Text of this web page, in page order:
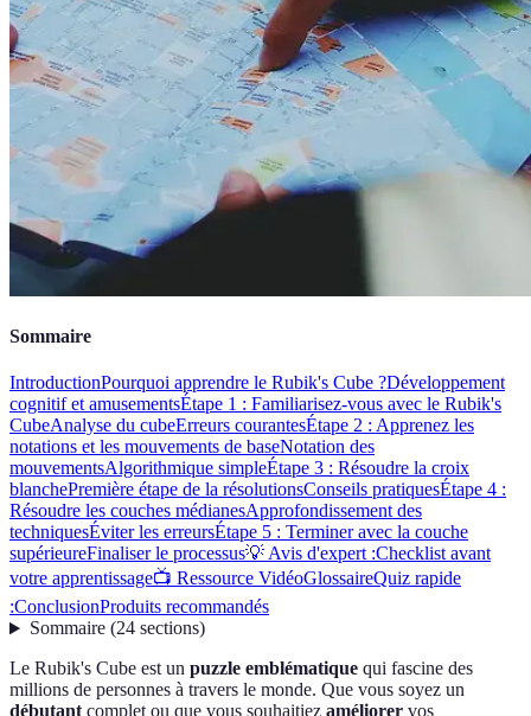
Sommaire
IntroductionPourquoi apprendre le Rubik's Cube ?Développement
cognitif et amusementsÉtape 1 : Familiarisez-vous avec le Rubik's
CubeAnalyse du cubeErreurs courantesÉtape 2 : Apprenez les
notations et les mouvements de baseNotation des
mouvementsAlgorithmique simpleÉtape 3 : Résoudre la croix
blanchePremière étape de la résolutionsConseils pratiquesÉtape 4 :
Résoudre les couches médianesApprofondissement des
techniquesÉviter les erreursÉtape 5 : Terminer avec la couche
supérieureFinaliser le processus💡 Avis d'expert :Checklist avant
votre apprentissage📺 Ressource VidéoGlossaireQuiz rapide
:ConclusionProduits recommandés
Sommaire(24 sections)
Le Rubik's Cube est un puzzle emblématique qui fascine des
millions de personnes à travers le monde. Que vous soyez un
débutantcomplet ou que vous souhaitiez améliorer vos